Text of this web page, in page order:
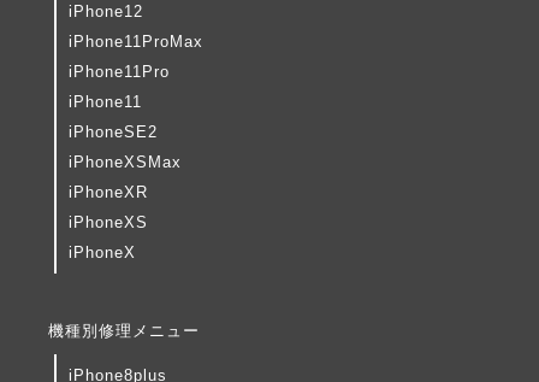
iPhone12
iPhone11ProMax
iPhone11Pro
iPhone11
iPhoneSE2
iPhoneXSMax
iPhoneXR
iPhoneXS
iPhoneX
機種別修理メニュー
iPhone8plus